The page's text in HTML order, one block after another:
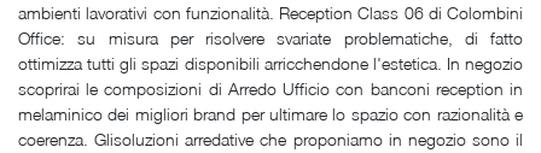
ambienti lavorativi con funzionalità. Reception Class 06 di Colombini
Office: su misura per risolvere svariate problematiche, di fatto
ottimizza tutti gli spazi disponibili arricchendone l'estetica. In negozio
scoprirai le composizioni di Arredo Ufficio con banconi reception in
melaminico dei migliori brand per ultimare lo spazio con razionalità e
coerenza. Glisoluzioni arredative che proponiamo in negozio sono il